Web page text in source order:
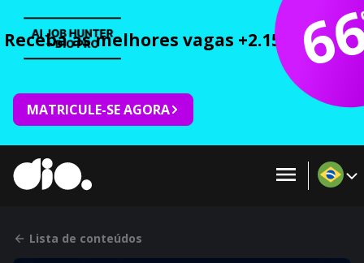
Receba as melhores vagas +2.150 cursos
MATRICULE-SE AGORA
Lista de conteúdos